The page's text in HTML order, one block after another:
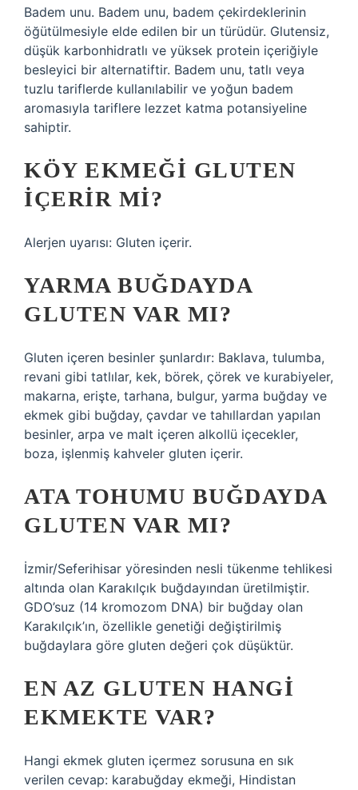
Badem unu. Badem unu, badem çekirdeklerinin
öğütülmesiyle elde edilen bir un türüdür. Glutensiz,
düşük karbonhidratlı ve yüksek protein içeriğiyle
besleyici bir alternatiftir. Badem unu, tatlı veya
tuzlu tariflerde kullanılabilir ve yoğun badem
aromasıyla tariflere lezzet katma potansiyeline
sahiptir.
KÖY EKMEĞI GLUTEN
IÇERIR MI?
Alerjen uyarısı: Gluten içerir.
YARMA BUĞDAYDA
GLUTEN VAR MI?
Gluten içeren besinler şunlardır: Baklava, tulumba,
revani gibi tatlılar, kek, börek, çörek ve kurabiyeler,
makarna, erişte, tarhana, bulgur, yarma buğday ve
ekmek gibi buğday, çavdar ve tahıllardan yapılan
besinler, arpa ve malt içeren alkollü içecekler,
boza, işlenmiş kahveler gluten içerir.
ATA TOHUMU BUĞDAYDA
GLUTEN VAR MI?
İzmir/Seferihisar yöresinden nesli tükenme tehlikesi
altında olan Karakılçık buğdayından üretilmiştir.
GDO’suz (14 kromozom DNA) bir buğday olan
Karakılçık’ın, özellikle genetiği değiştirilmiş
buğdaylara göre gluten değeri çok düşüktür.
EN AZ GLUTEN HANGI
EKMEKTE VAR?
Hangi ekmek gluten içermez sorusuna en sık
verilen cevap: karabuğday ekmeği, Hindistan